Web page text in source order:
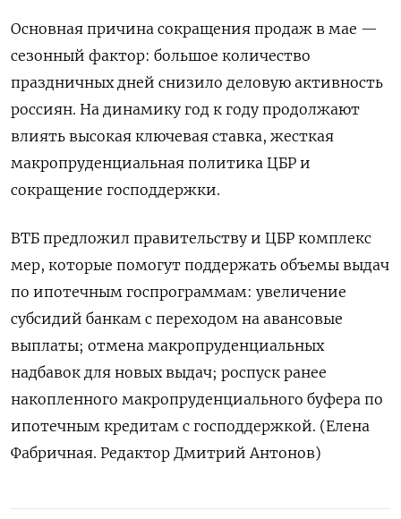
Основная причина сокращения продаж в мае —
сезонный фактор: большое количество
праздничных дней снизило деловую активность
россиян. На динамику год к году продолжают
влиять высокая ключевая ставка, жесткая
макропруденциальная политика ЦБР и
сокращение господдержки.
ВТБ предложил правительству и ЦБР комплекс
мер, которые помогут поддержать объемы выдач
по ипотечным госпрограммам: увеличение
субсидий банкам с переходом на авансовые
выплаты; отмена макропруденциальных
надбавок для новых выдач; роспуск ранее
накопленного макропруденциального буфера по
ипотечным кредитам с господдержкой. (Елена
Фабричная. Редактор Дмитрий Антонов)